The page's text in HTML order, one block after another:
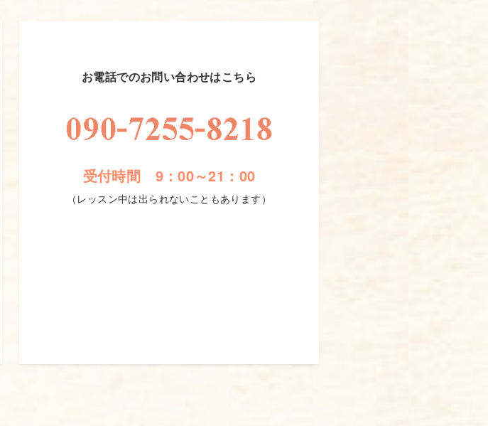
お電話でのお問い合わせはこちら
受付時間 9：00～21：00
（レッスン中は出られないこともあります）